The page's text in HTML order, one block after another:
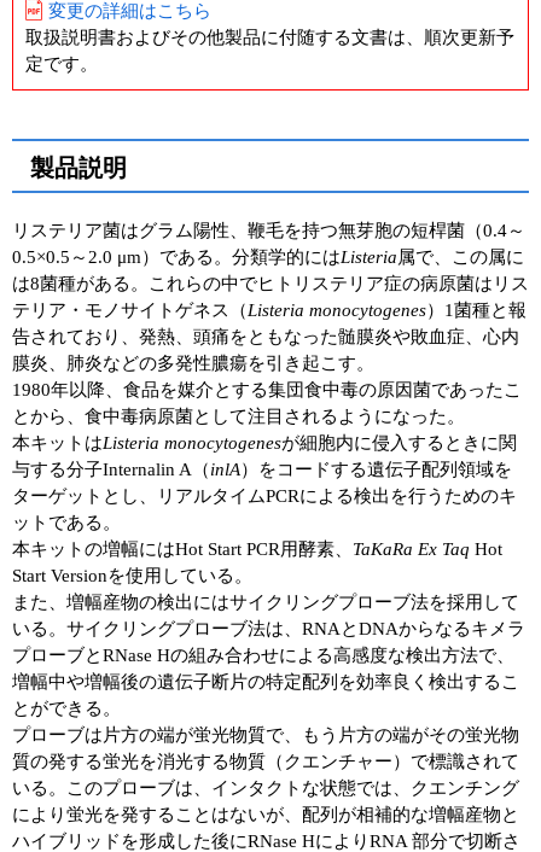
エピジェネティクス実験ガイド
RNAi実験ガイド
プロトコール集
ユーザーズボイス集
動画ライブラリー
Q&A
変更の詳細はこちら
取扱説明書およびその他製品に付随する文書は、順次更新予
定です。
製品説明
リステリア菌はグラム陽性、鞭毛を持つ無芽胞の短桿菌（0.4～
0.5×0.5～2.0 μm）である。分類学的にはListeria属で、この属に
は8菌種がある。これらの中でヒトリステリア症の病原菌はリス
テリア・モノサイトゲネス（Listeria monocytogenes）1菌種と報
告されており、発熱、頭痛をともなった髄膜炎や敗血症、心内
膜炎、肺炎などの多発性膿瘍を引き起こす。
1980年以降、食品を媒介とする集団食中毒の原因菌であったこ
とから、食中毒病原菌として注目されるようになった。
本キットはListeria monocytogenesが細胞内に侵入するときに関
与する分子Internalin A（inlA）をコードする遺伝子配列領域を
ターゲットとし、リアルタイムPCRによる検出を行うためのキ
ットである。
本キットの増幅にはHot Start PCR用酵素、 TaKaRa Ex Taq Hot
Start Versionを使用している。
また、増幅産物の検出にはサイクリングプローブ法を採用して
いる。サイクリングプローブ法は、RNAとDNAからなるキメラ
プローブとRNase Hの組み合わせによる高感度な検出方法で、
増幅中や増幅後の遺伝子断片の特定配列を効率良く検出するこ
とができる。
プローブは片方の端が蛍光物質で、もう片方の端がその蛍光物
質の発する蛍光を消光する物質（クエンチャー）で標識されて
いる。このプローブは、インタクトな状態では、クエンチング
により蛍光を発することはないが、配列が相補的な増幅産物と
ハイブリッドを形成した後にRNase HによりRNA 部分で切断さ